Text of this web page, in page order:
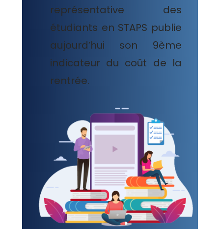
représentative des
étudiants en STAPS publie
aujourd’hui son 9ème
indicateur du coût de la
rentrée.